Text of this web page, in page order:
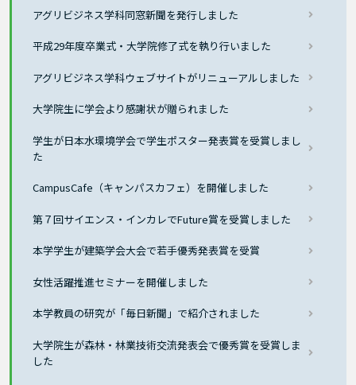
アグリビジネス学科同窓新聞を発行しました
平成29年度卒業式・大学院修了式を執り行いました
アグリビジネス学科ウェブサイトがリニューアルしました
大学院生に学会より感謝状が贈られました
学生が日本水環境学会で学生ポスター発表賞を受賞しまし
た
CampusCafe（キャンパスカフェ）を開催しました
第７回サイエンス・インカレでFuture賞を受賞しました
本学学生が建築学会大会で若手優秀発表賞を受賞
女性活躍推進セミナーを開催しました
本学教員の研究が「毎日新聞」で紹介されました
大学院生が森林・林業技術交流発表会で優秀賞を受賞しま
した